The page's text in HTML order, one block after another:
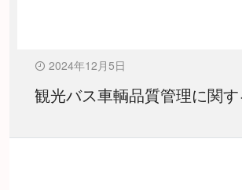
2024年12月5日
観光バス車輌品質管理に関